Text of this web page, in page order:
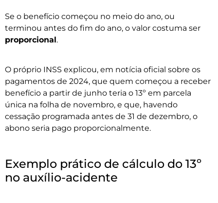
Se o benefício começou no meio do ano, ou
terminou antes do fim do ano, o valor costuma ser
proporcional.
O próprio INSS explicou, em notícia oficial sobre os
pagamentos de 2024, que quem começou a receber
benefício a partir de junho teria o 13º em parcela
única na folha de novembro, e que, havendo
cessação programada antes de 31 de dezembro, o
abono seria pago proporcionalmente.
Exemplo prático de cálculo do 13º
no auxílio-acidente